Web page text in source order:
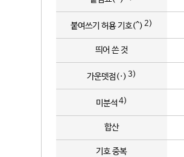
붙여쓰기 허용 기호(^) 2)
띄어 쓴 것
가운뎃점(·) 3)
미분석 4)
합산
기호 중복